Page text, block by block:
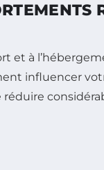
et à
influencer